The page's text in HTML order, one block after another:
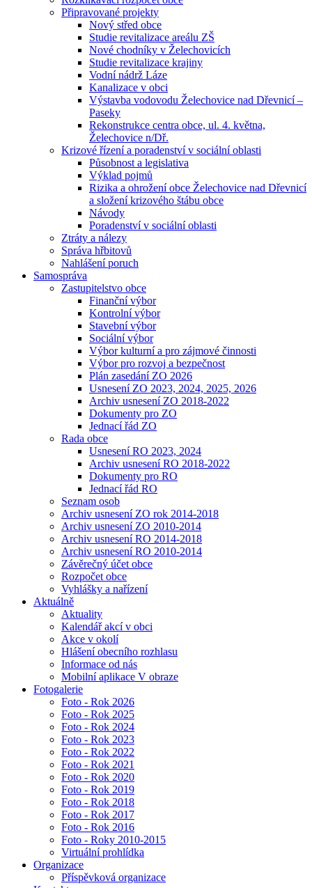
Připravované projekty
Nový střed obce
Studie revitalizace areálu ZŠ
Nové chodníky v Želechovicích
Studie revitalizace krajiny
Vodní nádrž Láze
Kanalizace v obci
Výstavba vodovodu Želechovice nad Dřevnicí –
Paseky
Rekonstrukce centra obce, ul. 4. května,
Želechovice n/Dř.
Krizové řízení a poradenství v sociální oblasti
Působnost a legislativa
Výklad pojmů
Rizika a ohrožení obce Želechovice nad Dřevnicí
a složení krizového štábu obce
Návody
Poradenství v sociální oblasti
Ztráty a nálezy
Správa hřbitovů
Nahlášení poruch
Samospráva
Zastupitelstvo obce
Finanční výbor
Kontrolní výbor
Stavební výbor
Sociální výbor
Výbor kulturní a pro zájmové činnosti
Výbor pro rozvoj a bezpečnost
Plán zasedání ZO 2026
Usnesení ZO 2023, 2024, 2025, 2026
Archiv usnesení ZO 2018-2022
Dokumenty pro ZO
Jednací řád ZO
Rada obce
Usnesení RO 2023, 2024
Archiv usnesení RO 2018-2022
Dokumenty pro RO
Jednací řád RO
Seznam osob
Archiv usnesení ZO rok 2014-2018
Archiv usnesení ZO 2010-2014
Archiv usnesení RO 2014-2018
Archiv usnesení RO 2010-2014
Závěrečný účet obce
Rozpočet obce
Vyhlášky a nařízení
Aktuálně
Aktuality
Kalendář akcí v obci
Akce v okolí
Hlášení obecního rozhlasu
Informace od nás
Mobilní aplikace V obraze
Fotogalerie
Foto - Rok 2026
Foto - Rok 2025
Foto - Rok 2024
Foto - Rok 2023
Foto - Rok 2022
Foto - Rok 2021
Foto - Rok 2020
Foto - Rok 2019
Foto - Rok 2018
Foto - Rok 2017
Foto - Rok 2016
Foto - Roky 2010-2015
Virtuální prohlídka
Organizace
Příspěvková organizace